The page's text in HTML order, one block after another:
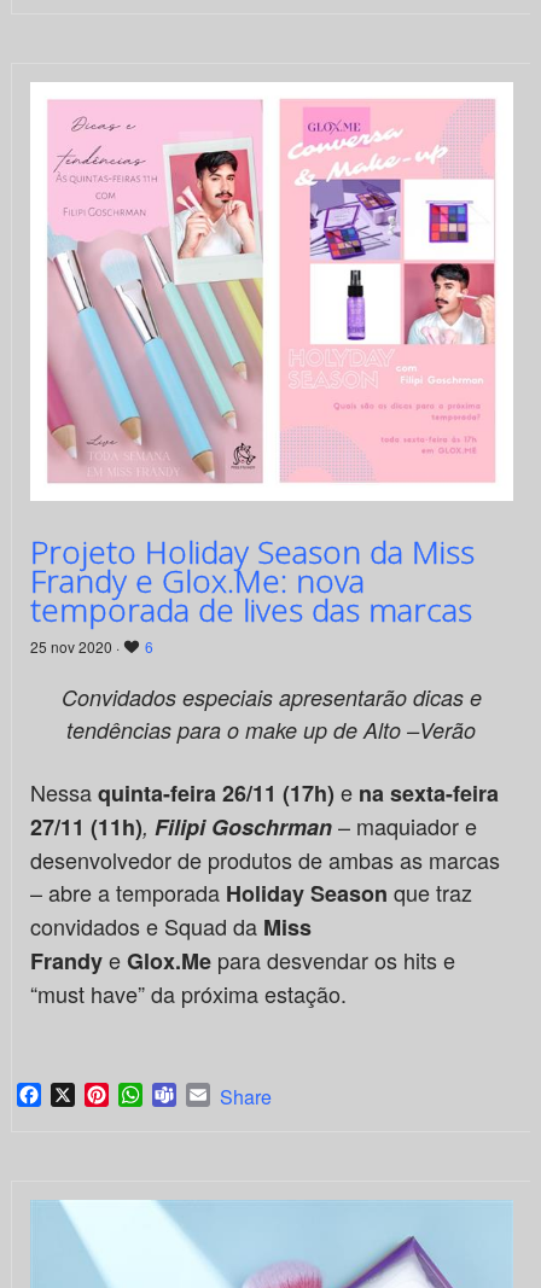
Projeto Holiday Season da Miss
Frandy e Glox.Me: nova
temporada de lives das marcas
25 nov 2020 · 6
Convidados especiais apresentarão dicas e
tendências para o make up de Alto –Verão
Nessaquinta-feira 26/11 (17h) ena sexta-feira
27/11 (11h), Filipi Goschrman– maquiador e
desenvolvedor de produtos de ambas as marcas
– abre a temporada Holiday Season que traz
convidados e Squad da Miss
FrandyeGlox.Mepara desvendar os hits e
“must have” da próxima estação.
Facebook
X PinterestWhatsApp
TeamsEmail
Share